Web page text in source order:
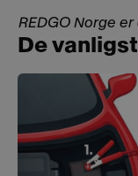
REDGO Norge
De